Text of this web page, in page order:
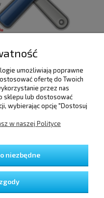
ZWROTY
umożliwiają poprawne
ofertę do Twoich
przez nas
sklepu lub dostosować
wybierając opcję "Dostosuj
w naszej Polityce
niezbędne